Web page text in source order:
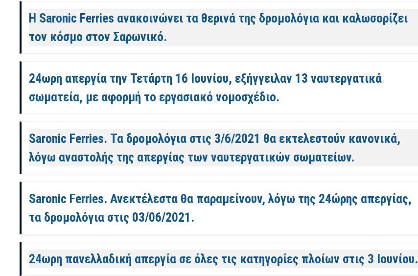
H Saronic Ferries ανακοινώνει τα θερινά της δρομολόγια και καλωσορίζει
τον κόσμο στον Σαρωνικό.
24ωρη απεργία την Τετάρτη 16 Ιουνίου, εξήγγειλαν 13 ναυτεργατικά
σωματεία, με αφορμή το εργασιακό νομοσχέδιο.
Saronic Ferries. Τα δρομολόγια στις 3/6/2021 θα εκτελεστούν κανονικά,
λόγω αναστολής της απεργίας των ναυτεργατικών σωματείων.
Saronic Ferries. Ανεκτέλεστα θα παραμείνουν, λόγω της 24ώρης απεργίας,
τα δρομολόγια στις 03/06/2021.
24ωρη πανελλαδική απεργία σε όλες τις κατηγορίες πλοίων στις 3 Ιουνίου.